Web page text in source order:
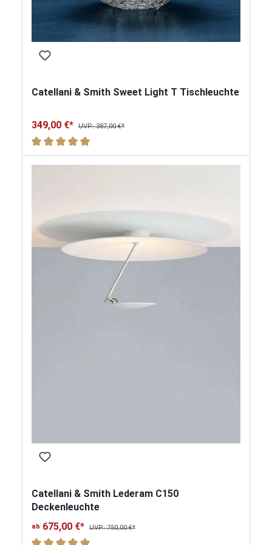
Catellani & Smith Sweet Light T Tischleuchte
349,00 €* UVP: 387,00 €*
Durchschnittliche Bewertung von 5 von 5 Sternen
Catellani & Smith Lederam C150
Deckenleuchte
ab 675,00 €* UVP: 750,00 €*